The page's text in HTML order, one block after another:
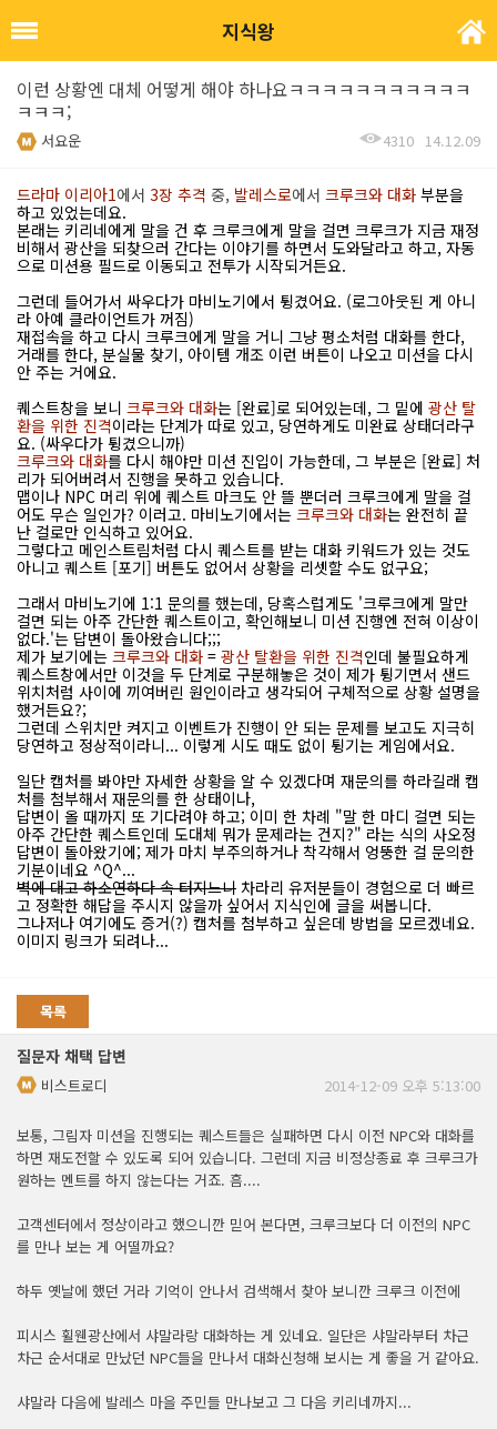
지식왕
이런 상황엔 대체 어떻게 해야 하나요ㅋㅋㅋㅋㅋㅋㅋㅋㅋㅋㅋ
ㅋㅋㅋ;
서요운 4310 14.12.09
드라마 이리아1에서 3장 추격 중, 발레스로에서 크루크와 대화 부분을
하고 있었는데요.
본래는 키리네에게 말을 건 후 크루크에게 말을 걸면 크루크가 지금 재정
비해서 광산을 되찾으러 간다는 이야기를 하면서 도와달라고 하고, 자동
으로 미션용 필드로 이동되고 전투가 시작되거든요.
그런데 들어가서 싸우다가 마비노기에서 튕겼어요. (로그아웃된 게 아니
라 아예 클라이언트가 꺼짐)
재접속을 하고 다시 크루크에게 말을 거니 그냥 평소처럼 대화를 한다,
거래를 한다, 분실물 찾기, 아이템 개조 이런 버튼이 나오고 미션을 다시
안 주는 거에요.
퀘스트창을 보니 크루크와 대화는 [완료]로 되어있는데, 그 밑에 광산 탈
환을 위한 진격이라는 단계가 따로 있고, 당연하게도 미완료 상태더라구
요. (싸우다가 튕겼으니까)
크루크와 대화를 다시 해야만 미션 진입이 가능한데, 그 부분은 [완료] 처
리가 되어버려서 진행을 못하고 있습니다.
맵이나 NPC 머리 위에 퀘스트 마크도 안 뜰 뿐더러 크루크에게 말을 걸
어도 무슨 일인가? 이러고. 마비노기에서는 크루크와 대화는 완전히 끝
난 걸로만 인식하고 있어요.
그렇다고 메인스트림처럼 다시 퀘스트를 받는 대화 키워드가 있는 것도
아니고 퀘스트 [포기] 버튼도 없어서 상황을 리셋할 수도 없구요;
그래서 마비노기에 1:1 문의를 했는데, 당혹스럽게도 '크루크에게 말만
걸면 되는 아주 간단한 퀘스트이고, 확인해보니 미션 진행엔 전혀 이상이
없다.'는 답변이 돌아왔습니다;;;
제가 보기에는 크루크와 대화 = 광산 탈환을 위한 진격인데 불필요하게
퀘스트창에서만 이것을 두 단계로 구분해놓은 것이 제가 튕기면서 샌드
위치처럼 사이에 끼여버린 원인이라고 생각되어 구체적으로 상황 설명을
했거든요?;
그런데 스위치만 켜지고 이벤트가 진행이 안 되는 문제를 보고도 지극히
당연하고 정상적이라니... 이렇게 시도 때도 없이 튕기는 게임에서요.
일단 캡처를 봐야만 자세한 상황을 알 수 있겠다며 재문의를 하라길래 캡
처를 첨부해서 재문의를 한 상태이나,
답변이 올 때까지 또 기다려야 하고; 이미 한 차례 "말 한 마디 걸면 되는
아주 간단한 퀘스트인데 도대체 뭐가 문제라는 건지?" 라는 식의 사오정
답변이 돌아왔기에; 제가 마치 부주의하거나 착각해서 엉뚱한 걸 문의한
기분이네요 ^Q^...
벽에 대고 하소연하다 속 터지느니 차라리 유저분들이 경험으로 더 빠르
고 정확한 해답을 주시지 않을까 싶어서 지식인에 글을 써봅니다.
그나저나 여기에도 증거(?) 캡처를 첨부하고 싶은데 방법을 모르겠네요.
이미지 링크가 되려나...
목록
질문자 채택 답변
비스트로디 2014-12-09 오후 5:13:00
보통, 그림자 미션을 진행되는 퀘스트들은 실패하면 다시 이전 NPC와 대화를
하면 재도전할 수 있도록 되어 있습니다. 그런데 지금 비정상종료 후 크루크가
원하는 멘트를 하지 않는다는 거죠. 흠....
고객센터에서 정상이라고 했으니깐 믿어 본다면, 크루크보다 더 이전의 NPC
를 만나 보는 게 어떨까요?
하두 옛날에 했던 거라 기억이 안나서 검색해서 찾아 보니깐 크루크 이전에
피시스 휠웬광산에서 샤말라랑 대화하는 게 있네요. 일단은 샤말라부터 차근
차근 순서대로 만났던 NPC들을 만나서 대화신청해 보시는 게 좋을 거 같아요.
샤말라 다음에 발레스 마을 주민들 만나보고 그 다음 키리네까지...